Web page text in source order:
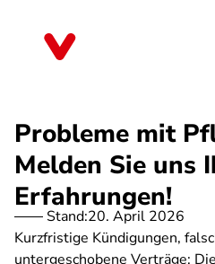
Probleme mit
Melden Sie uns
Erfahrungen!
Stand:20. April 2026
Kurzfristige Kündigungen,
untergeschobene Verträge: